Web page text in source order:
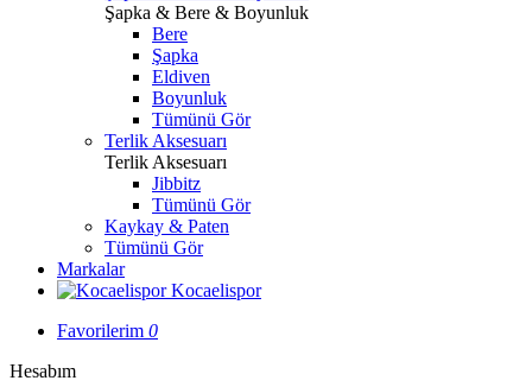
Şapka & Bere & Boyunluk
Bere
Şapka
Eldiven
Boyunluk
Tümünü Gör
Terlik Aksesuarı
Terlik Aksesuarı
Jibbitz
Tümünü Gör
Kaykay & Paten
Tümünü Gör
Markalar
Kocaelispor
Favorilerim 0
Hesabım